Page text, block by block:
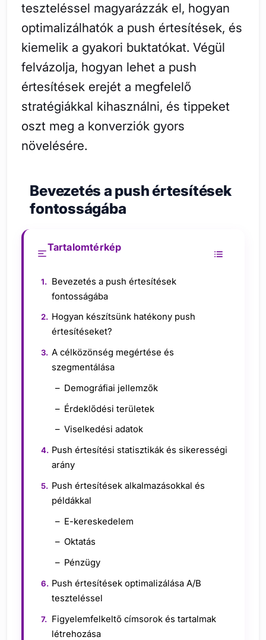
teszteléssel magyarázzák el, hogyan
optimalizálhatók a push értesítések, és
kiemelik a gyakori buktatókat. Végül
felvázolja, hogyan lehet a push
értesítések erejét a megfelelő
stratégiákkal kihasználni, és tippeket
oszt meg a konverziók gyors
növelésére.
Bevezetés a push értesítések
fontosságába
Tartalomtérkép
Bevezetés a push értesítések
fontosságába
Hogyan készítsünk hatékony push
értesítéseket?
A célközönség megértése és
szegmentálása
Demográfiai jellemzők
Érdeklődési területek
Viselkedési adatok
Push értesítési statisztikák és sikerességi
arány
Push értesítések alkalmazásokkal és
példákkal
E-kereskedelem
Oktatás
Pénzügy
Push értesítések optimalizálása A/B
teszteléssel
Figyelemfelkeltő címsorok és tartalmak
létrehozása